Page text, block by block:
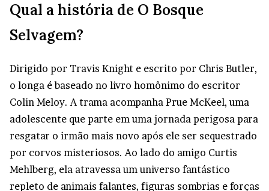
Qual a história de O Bosque
Selvagem?
Dirigido por Travis Knight e escrito por Chris Butler,
o longa é baseado no livro homônimo do escritor
Colin Meloy. A trama acompanha Prue McKeel, uma
adolescente que parte em uma jornada perigosa para
resgatar o irmão mais novo após ele ser sequestrado
por corvos misteriosos. Ao lado do amigo Curtis
Mehlberg, ela atravessa um universo fantástico
repleto de animais falantes, figuras sombrias e forças